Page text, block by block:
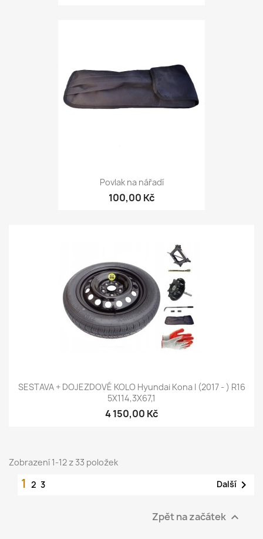
Povlak na nářadí
100,00 Kč
SESTAVA + DOJEZDOVÉ KOLO Hyundai Kona I (2017 - ) R16
5X114,3X67,1
4 150,00 Kč
Zobrazení 1-12 z 33 položek
1 2 3 Další 
Zpět na začátek 